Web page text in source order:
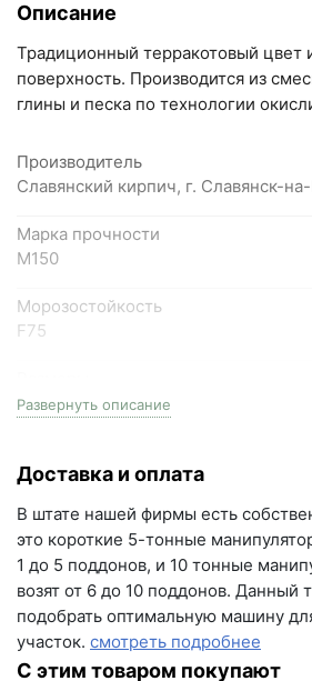
+7 (993) 993-77-33
Написать в МАКС
Написать на почту
Самарская область, Волжский
Преображенка, улица
пн-пт с 9:00 до 18:00, сб с 10:00 до
+7 (846) 215-18-18
Написать в Telegram
Написать на почту
г.Самара, ул. Садовая, дом 199,
(вывеска "Мир кирпича")
пн-пт с 9:00 до 18:00
Описание
Традиционный терракотовый цвет
поверхность. Производится из
глины и песка по технологии
Производитель
Славянский кирпич, г. Славянск-
Марка прочности
М150
Морозостойкость
F75
одинарный, (1НФ), 250мм длина *
Фактор НФ
Вес
2.55 кг
На поддоне
372 шт
Развернуть описание
Доставка и оплата
В штате нашей фирмы есть
это короткие 5-тонные
1 до 5 поддонов, и 10 тонные
возят от 6 до 10 поддонов. Данный
подобрать оптимальную машину
участок. смотреть подробнее
С этим товаром покупают